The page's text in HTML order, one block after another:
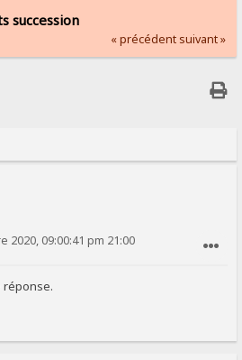
succession
« précédent suivant »
2020, 09:00:41 pm 21:00
réponse.